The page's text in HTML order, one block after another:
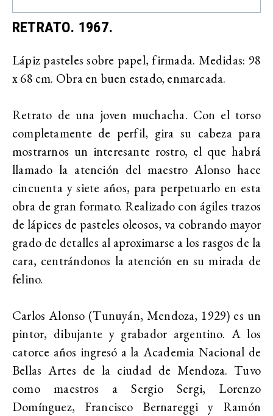
RETRATO. 1967.
Lápiz pasteles sobre papel, firmada. Medidas: 98
x 68 cm. Obra en buen estado, enmarcada.
Retrato de una joven muchacha. Con el torso
completamente de perfil, gira su cabeza para
mostrarnos un interesante rostro, el que habrá
llamado la atención del maestro Alonso hace
cincuenta y siete años, para perpetuarlo en esta
obra de gran formato. Realizado con ágiles trazos
de lápices de pasteles oleosos, va cobrando mayor
grado de detalles al aproximarse a los rasgos de la
cara, centrándonos la atención en su mirada de
felino.
Carlos Alonso (Tunuyán, Mendoza, 1929) es un
pintor, dibujante y grabador argentino. A los
catorce años ingresó a la Academia Nacional de
Bellas Artes de la ciudad de Mendoza. Tuvo
como maestros a Sergio Sergi, Lorenzo
Domínguez, Francisco Bernareggi y Ramón